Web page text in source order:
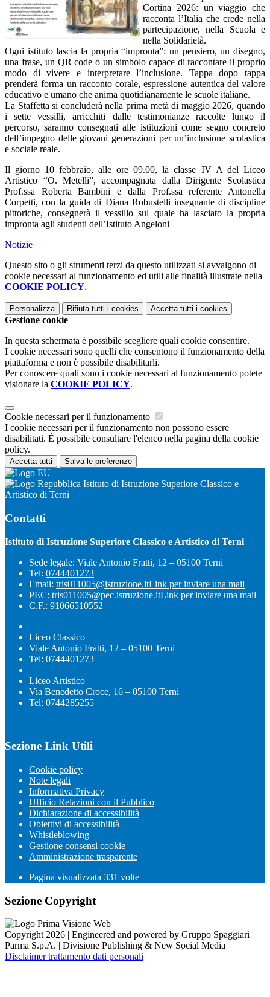
Cortina 2026: un viaggio che
racconta l’Italia che crede nella
partecipazione, nella Scuola e
nella Solidarietà.
Ogni istituto lascia la propria “impronta”: un pensiero, un disegno,
una frase, un QR code o un simbolo capace di raccontare il proprio
modo di vivere e interpretare l’inclusione. Tappa dopo tappa
prenderà forma un racconto corale, espressione autentica del valore
educativo e umano che anima quotidianamente le scuole italiane.
La Staffetta si concluderà nella prima metà di maggio 2026, quando
i sette vessilli, arricchiti dalle testimonianze raccolte lungo il
percorso, saranno consegnati alle istituzioni come segno concreto
dell’impegno delle giovani generazioni per un’inclusione scolastica
e sociale reale.
Il giorno 10 febbraio, alle ore 09.00, la classe IV A del Liceo
Artistico “O. Metelli”, accompagnata dalla Dirigente Scolastica
Prof.ssa Roberta Bambini e dalla Prof.ssa referente Antonella
Corpetti, con la guida di Diana Robustelli insegnante di discipline
pittoriche, consegnerà il vessillo sul quale ha lasciato la propria
impronta agli studenti dell’Istituto Angeloni
Notizie
Questo sito o gli strumenti terzi da questo utilizzati si avvalgono di
cookie necessari al funzionamento ed utili alle finalità illustrate nella
COOKIE POLICY.
Personalizza Rifiuta tutti i cookies Accetta tutti i cookies
Gestione cookie
In questa schermata è possibile scegliere quali cookie consentire.
I cookie necessari sono quelli che consentono il funzionamento della
piattaforma e non è possibile disabilitarli.
Per conoscere quali sono i cookie necessari al funzionamento potete
visionare la COOKIE POLICY.
Cookie necessari per il funzionamento
I cookie necessari per il funzionamento non possono essere
disabilitati. È possibile consultare l'elenco nella pagina della cookie
policy.
Accetta tutti Salva le preferenze
Istituto di Istruzione Superiore Classico e
Artistico di Terni
Contatti
Istituto di Istruzione Superiore Classico e Artistico di Terni
Sede legale: Viale Antonio Fratti, 12 – 05100 Terni
Tel: 0744401273
Email: tris011005@istruzione.itLink per inviare una mail
PEC: tris011005@pec.istruzione.itLink per inviare una mail
C.F.: 91066510552
Liceo Classico
Viale Antonio Fratti, 12 – 05100 Terni
Tel: 0744401273
Liceo Artistico
Via Benedetto Croce, 16 – 05100 Terni
Tel: 0744285255
Sezione Link Utili
Cookie policy
Note legali
Informativa Privacy
Ufficio Relazioni con il Pubblico
Dichiarazione di accessibilità
Obiettivi di accessibilità
Whistleblowing
Gestione consensi cookie
Amministrazione trasparente
Pagina visualizzata 331 volte
Sezione Copyright
Copyright 2026 | Engineered and powered by Gruppo Spaggiari
Parma S.p.A. | Divisione Publishing & New Social Media
Disclaimer trattamento dati personali